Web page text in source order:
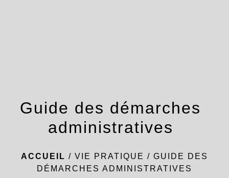
Guide des démarches
administratives
ACCUEIL / VIE PRATIQUE / GUIDE DES
DÉMARCHES ADMINISTRATIVES